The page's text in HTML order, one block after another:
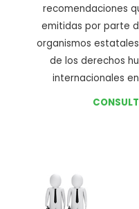
recomendaciones
emitidas por parte
organismos
de los derechos
internacionales